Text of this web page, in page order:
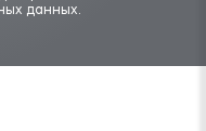
данных.